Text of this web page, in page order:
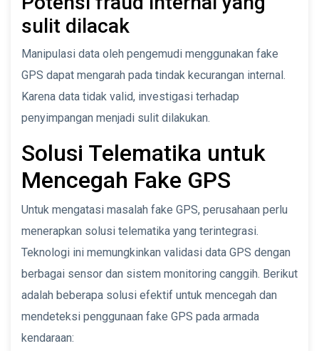
sulit dilacak
Manipulasi data oleh pengemudi menggunakan fake
GPS dapat mengarah pada tindak kecurangan internal.
Karena data tidak valid, investigasi terhadap
penyimpangan menjadi sulit dilakukan.
Solusi Telematika untuk
Mencegah Fake GPS
Untuk mengatasi masalah fake GPS, perusahaan perlu
menerapkan solusi telematika yang terintegrasi.
Teknologi ini memungkinkan validasi data GPS dengan
berbagai sensor dan sistem monitoring canggih. Berikut
adalah beberapa solusi efektif untuk mencegah dan
mendeteksi penggunaan fake GPS pada armada
kendaraan: